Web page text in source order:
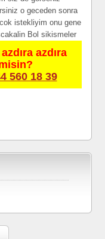
o geceden sonra
istekliyim onu gene
Bol sikismeler
azdıra
560 18 39